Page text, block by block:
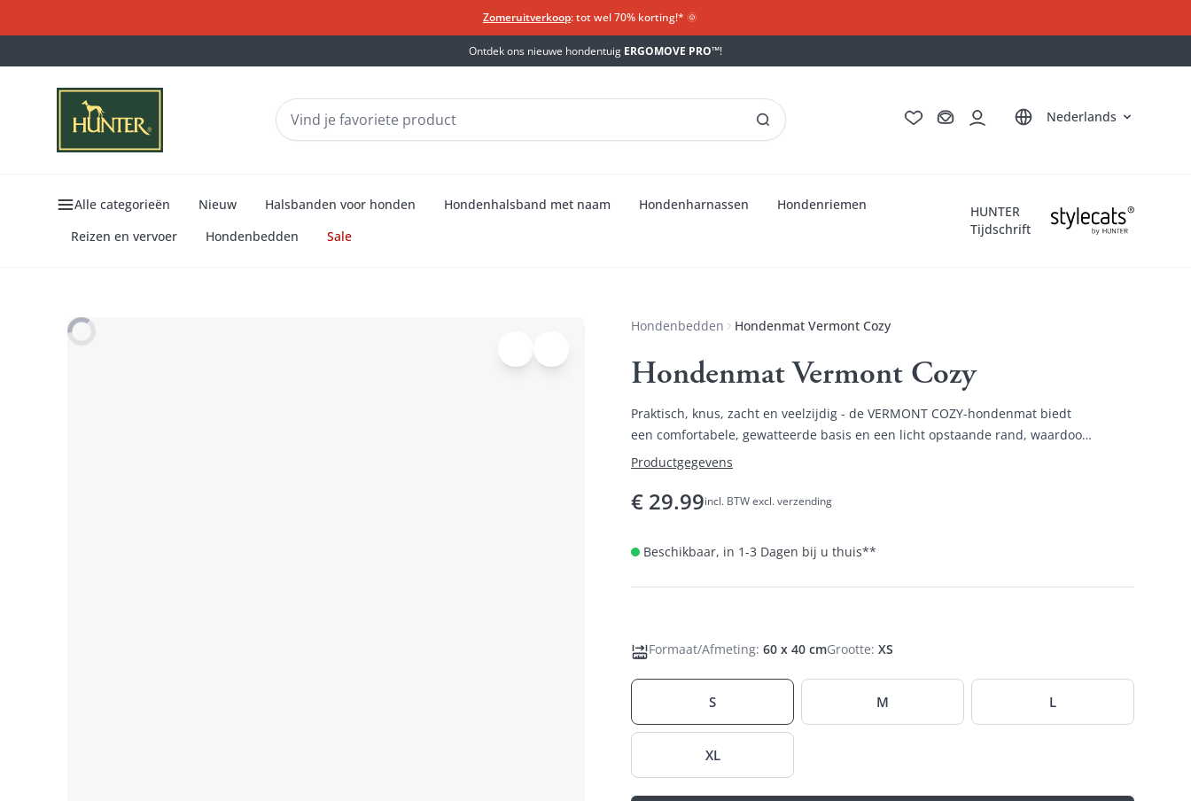
Zomeruitverkoop: tot wel 70% korting!*​ 🌞
Ontdek ons nieuwe hondentuig ERGOMOVE PRO™!
Deutsch
English
Français
ItalianoNederlands
Alle categorieën Nieuw Halsbanden voor honden Hondenhalsband met naam Hondenharnassen
Hondenriemen
Reizen en vervoer
Hondenbedden Sale
HUNTER
Tijdschrift
Hondenbedden Hondenmat Vermont Cozy
Hondenmat Vermont Cozy
Praktisch, knus, zacht en veelzijdig - de VERMONT COZY-hondenmat biedt
een comfortabele, gewatteerde basis en een licht opstaande rand, waardoor
het een knusse en veelzijdige plek is om te liggen.
Productgegevens
€ 29.99incl. BTW excl. verzending
Beschikbaar, in 1-3 Dagen bij u thuis**
Formaat/Afmeting: 60 x 40 cmGrootte: XS
S M L
XL